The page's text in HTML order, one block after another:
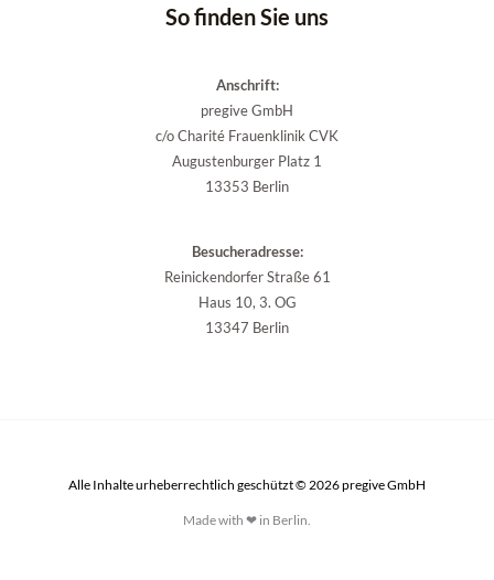
So finden Sie uns
Anschrift:
pregive GmbH
c/o Charité Frauenklinik CVK
Augustenburger Platz 1
13353 Berlin
Besucheradresse:
Reinickendorfer Straße 61
Haus 10, 3. OG
13347 Berlin
Alle Inhalte urheberrechtlich geschützt © 2026 pregive GmbH
Made with ❤ in Berlin.